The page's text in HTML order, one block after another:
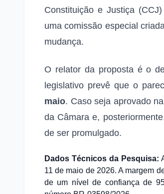
Constituição e Justiça
uma comissão especial
mudança.
O relator da proposta é o
legislativo prevê que o
maio. Caso seja aprovado
da Câmara e,
de ser promulgado.
Dados Técnicos da Pesquisa:
11 de maio de 2026. A margem
de um nível de confiança de